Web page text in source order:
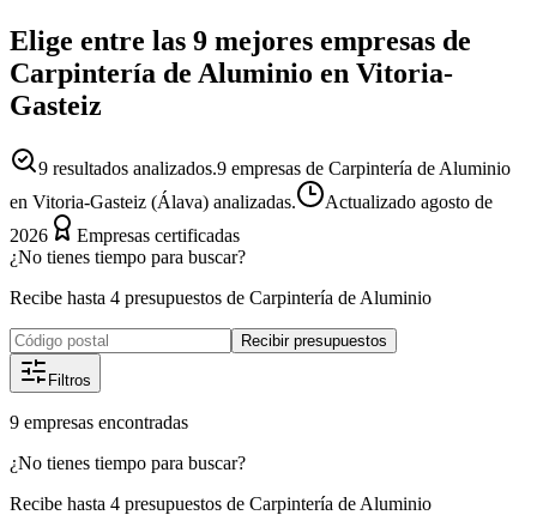
Elige entre las 9 mejores empresas de
Carpintería de Aluminio en Vitoria-
Gasteiz
9 resultados analizados.9 empresas de Carpintería de Aluminio
en Vitoria-Gasteiz (Álava) analizadas.
Actualizado agosto de
2026
Empresas certificadas
¿No tienes tiempo para buscar?
Recibe hasta 4 presupuestos de Carpintería de Aluminio
Recibir presupuestos
Filtros
9 empresas encontradas
¿No tienes tiempo para buscar?
Recibe hasta 4 presupuestos de Carpintería de Aluminio